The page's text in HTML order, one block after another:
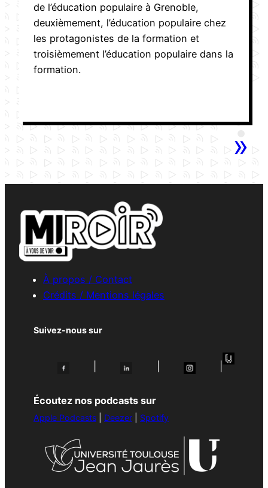
de l’éducation populaire à Grenoble,
deuxièmement, l’éducation populaire chez
les protagonistes de la formation et
troisièmement l’éducation populaire dans la
formation.
»
À propos / Contact
Crédits / Mentions légales
Suivez-nous sur
Écoutez nos podcasts sur
Apple Podcasts Deezer Spotify